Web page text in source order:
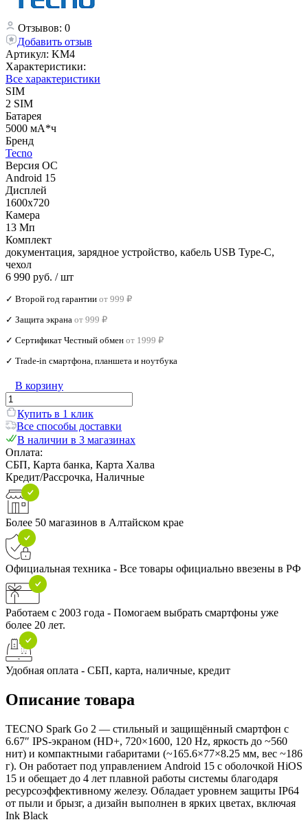
Отзывов: 0
Добавить отзыв
Артикул: KM4
Характеристики:
Все характеристики
SIM
2 SIM
Батарея
5000 мА*ч
Бренд
Tecno
Версия ОС
Android 15
Дисплей
1600x720
Камера
13 Мп
Комплект
документация, зарядное устройство, кабель USB Type-C,
чехол
6 990 руб. / шт
✓ Второй год гарантии от 999 ₽
✓ Защита экрана от 999 ₽
✓ Сертификат Честный обмен от 1999 ₽
✓ Trade‑in смартфона, планшета и ноутбука
В корзину
Купить в 1 клик
Все способы доставки
В наличии в 3 магазинах
Оплата:
СБП, Карта банка, Карта Халва
Кредит/Рассрочка, Наличные
Более 50 магазинов в Алтайском крае
Официальная техника - Все товары официально ввезены в РФ
Работаем с 2003 года - Помогаем выбрать смартфоны уже
более 20 лет.
Удобная оплата - СБП, карта, наличные, кредит
Описание товара
TECNO Spark Go 2 — стильный и защищённый смартфон с
6.67″ IPS-экраном (HD+, 720×1600, 120 Hz, яркость до ~560
нит) и компактными габаритами (~165.6×77×8.25 мм, вес ~186
г). Он работает под управлением Android 15 с оболочкой HiOS
15 и обещает до 4 лет плавной работы системы благодаря
ресурсоэффективному железу. Обладает уровнем защиты IP64
от пыли и брызг, а дизайн выполнен в ярких цветах, включая
Ink Black